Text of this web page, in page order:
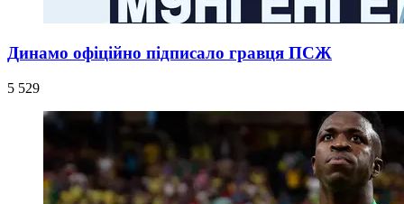
Динамо офіційно підписало гравця ПСЖ
5 529